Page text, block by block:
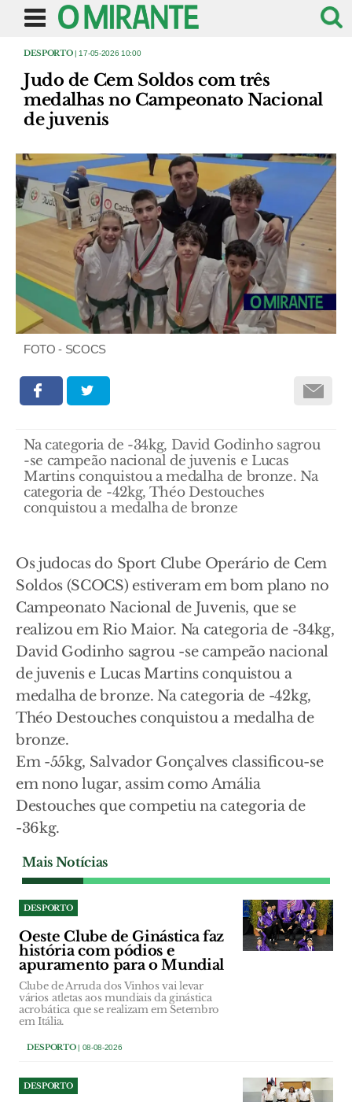
DESPORTO| 17-05-2026 10:00
Judo de Cem Soldos com três
medalhas no Campeonato Nacional
de juvenis
FOTO - SCOCS
Na categoria de -34kg, David Godinho sagrou
-se campeão nacional de juvenis e Lucas
Martins conquistou a medalha de bronze. Na
categoria de -42kg, Théo Destouches
conquistou a medalha de bronze
Os judocas do Sport Clube Operário de Cem
Soldos (SCOCS) estiveram em bom plano no
Campeonato Nacional de Juvenis, que se
realizou em Rio Maior. Na categoria de -34kg,
David Godinho sagrou -se campeão nacional
de juvenis e Lucas Martins conquistou a
medalha de bronze. Na categoria de -42kg,
Théo Destouches conquistou a medalha de
bronze.
Em -55kg, Salvador Gonçalves classificou-se
em nono lugar, assim como Amália
Destouches que competiu na categoria de
-36kg.
Mais Notícias
DESPORTO
Oeste Clube de Ginástica faz
história com pódios e
apuramento para o Mundial
Clube de Arruda dos Vinhos vai levar
vários atletas aos mundiais da ginástica
acrobática que se realizam em Setembro
em Itália.
DESPORTO| 08-08-2026
DESPORTO